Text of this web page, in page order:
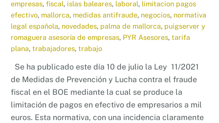
empresas,fiscal, islas baleares, laboral, limitacion pagos
efectivo, mallorca, medidas antifraude, negocios, normativa
legal española, novedades, palma de mallorca, puigserver y
romaguera asesoría de empresas, PYR Asesores,tarifa
plana,trabajadores,trabajo
Se ha publicado este día 10 de julio la Ley 11/2021
de Medidas de Prevención y Lucha contra el fraude
fiscal en el BOE mediante la cual se produce la
limitación de pagos en efectivo de empresarios a mil
euros. Esta normativa, con una incidencia claramente